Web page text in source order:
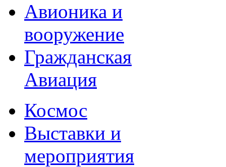
Авионика и
вооружение
Гражданская
Авиация
Космос
Выставки и
мероприятия